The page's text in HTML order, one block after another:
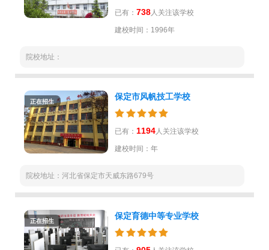
已有： 738人关注该学校
建校时间：1996年
院校地址：
正在招生
保定市风帆技工学校
已有： 1194人关注该学校
建校时间：年
院校地址：河北省保定市天威东路679号
正在招生
保定育德中等专业学校